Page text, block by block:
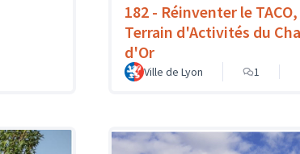
182 - Réinventer le
Terrain d'Activités du
d'Or
Ville de Lyon 1